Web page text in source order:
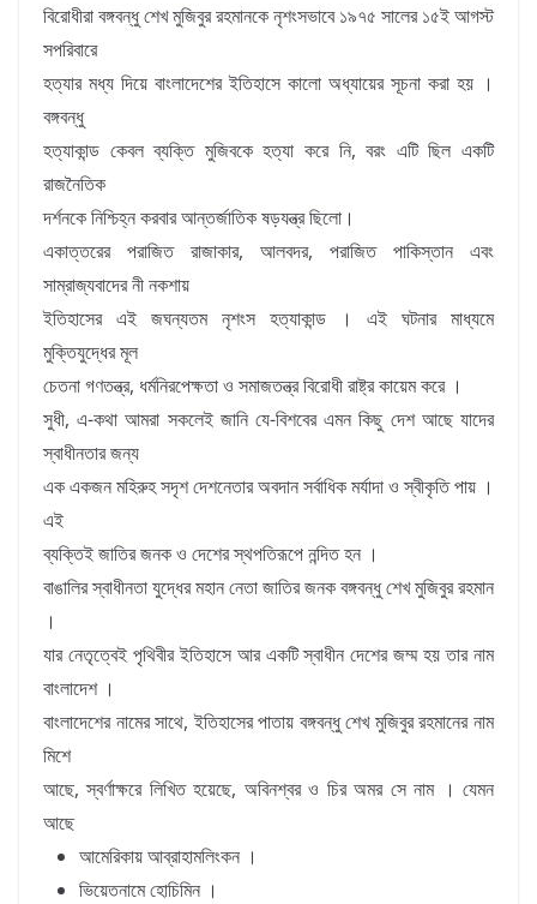
বিরোধীরা বঙ্গবন্ধু শেখ মুজিবুর রহমানকে নৃশংসভাবে ১৯৭৫ সালের ১৫ই আগস্ট
সপরিবারে
হত্যার মধ্য দিয়ে বাংলাদেশের ইতিহাসে কালো অধ্যায়ের সূচনা করা হয় ।
বঙ্গবন্ধু
হত্যাকান্ড কেবল ব্যক্তি মুজিবকে হত্যা করে নি, বরং এটি ছিল একটি
রাজনৈতিক
দর্শনকে নিশ্চিহ্ন করবার আন্তর্জাতিক ষড়যন্ত্র ছিলো।
একাত্তরের পরাজিত রাজাকার, আলবদর, পরাজিত পাকিস্তান এবং
সাম্রাজ্যবাদের নী নকশায়
ইতিহাসের এই জঘন্যতম নৃশংস হত্যাকান্ড । এই ঘটনার মাধ্যমে
মুক্তিযুদ্ধের মূল
চেতনা গণতন্ত্র, ধর্মনিরপেক্ষতা ও সমাজতন্ত্র বিরোধী রাষ্ট্র কায়েম করে ।
সুধী, এ-কথা আমরা সকলেই জানি যে-বিশবের এমন কিছু দেশ আছে যাদের
স্বাধীনতার জন্য
এক একজন মহিরুহ সদৃশ দেশনেতার অবদান সর্বাধিক মর্যাদা ও স্বীকৃতি পায় ।
এই
ব্যক্তিই জাতির জনক ও দেশের স্থপতিরূপে নন্দিত হন ।
বাঙালির স্বাধীনতা যুদ্ধের মহান নেতা জাতির জনক বঙ্গবন্ধু শেখ মুজিবুর রহমান
।
যার নেতৃত্বেই পৃথিবীর ইতিহাসে আর একটি স্বাধীন দেশের জম্ম হয় তার নাম
বাংলাদেশ ।
বাংলাদেশের নামের সাথে, ইতিহাসের পাতায় বঙ্গবন্ধু শেখ মুজিবুর রহমানের নাম
মিশে
আছে, স্বর্ণাক্ষরে লিখিত হয়েছে, অবিনশ্ব‌র ও চির অমর সে নাম । যেমন
আছে
আমেরিকায় আব্রাহামলিংকন ।
ভিয়েতনামে হোচিমিন ।